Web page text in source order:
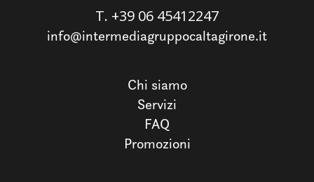
T. +39 06 45412247
info@intermediagruppocaltagirone.it
Chi siamo
Servizi
FAQ
Promozioni